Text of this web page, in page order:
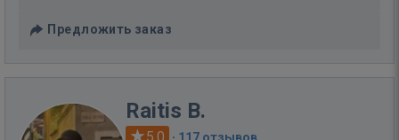
Предложить заказ
Raitis B.
5.0 · 117 отзывов